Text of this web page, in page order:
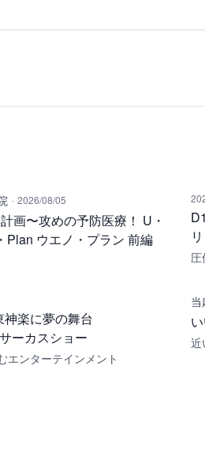
· 2026/08/05
画〜攻めの予防医療！ U・
Plan ウエノ・プラン 前編
圧
楽に夢の舞台
ーカスショー
エンターテインメント
近